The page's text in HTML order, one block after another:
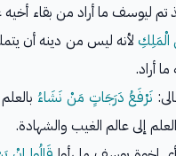
تم ليوسف ما أراد من بقاء
الْمَلِكِ لأنه ليس من دينه أن
أراد.
نَرْفَعُ دَرَجَاتٍ مَنْ نَشَاءُ
إلى عالم الغيب والشهادة.